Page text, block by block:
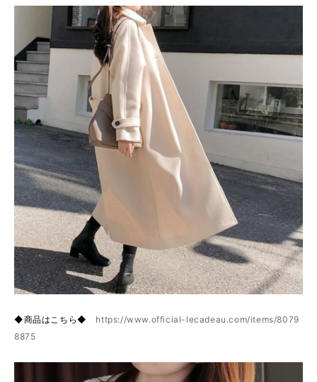
◆商品はこちら◆ https://www.official-lecadeau.com/items/8079
8875